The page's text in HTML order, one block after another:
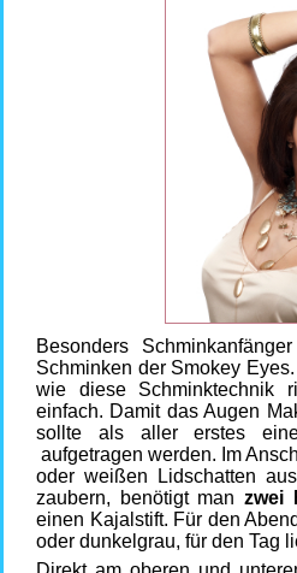
Besonders
Schminken der Smokey
wie diese Schminktechnik
einfach. Damit das Augen
sollte als aller erstes
aufgetragen werden. Im
oder weißen Lidschatten
zaubern, benötigt man zwei
einen Kajalstift. Für den
oder dunkelgrau, für den Tag